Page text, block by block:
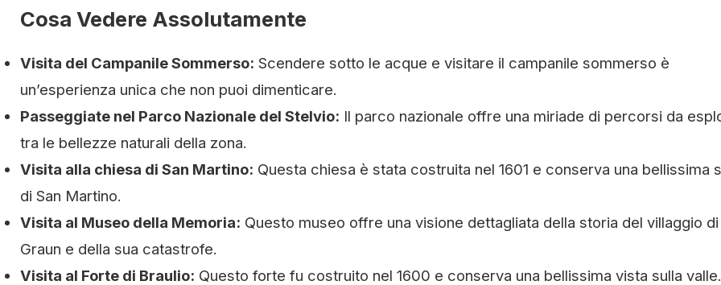
Cosa Vedere Assolutamente
Visita del Campanile Sommerso: Scendere sotto le acque e visitare il campanile sommerso è
un’esperienza unica che non puoi dimenticare.
Passeggiate nel Parco Nazionale del Stelvio: Il parco nazionale offre una miriade di percorsi da
tra le bellezze naturali della zona.
Visita alla chiesa di San Martino: Questa chiesa è stata costruita nel 1601 e conserva una bellissima
di San Martino.
Visita al Museo della Memoria: Questo museo offre una visione dettagliata della storia del villaggio di
Graun e della sua catastrofe.
Visita al Forte di Braulio: Questo forte fu costruito nel 1600 e conserva una bellissima vista sulla valle.